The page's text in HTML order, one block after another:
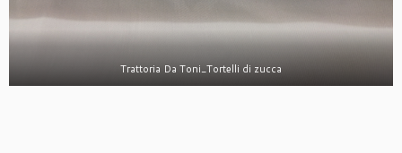
Trattoria Da Toni_Tortelli di zucca